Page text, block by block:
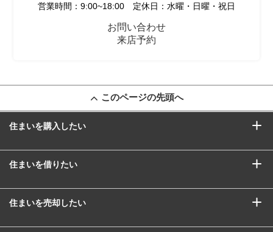
営業時間：9:00~18:00 定休日：水曜・日曜・祝日
お問い合わせ
来店予約
このページの先頭へ
住まいを購入したい
住まいを借りたい
住まいを売却したい